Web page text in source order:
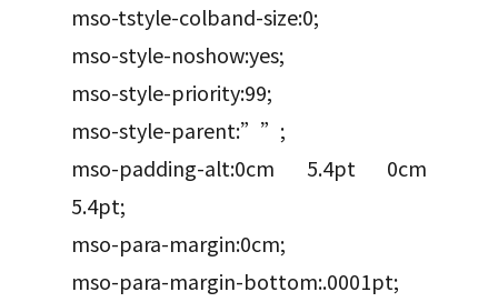
mso-tstyle-colband-size:0;
mso-style-noshow:yes;
mso-style-priority:99;
mso-style-parent:””;
mso-padding-alt:0cm 5.4pt 0cm
5.4pt;
mso-para-margin:0cm;
mso-para-margin-bottom:.0001pt;